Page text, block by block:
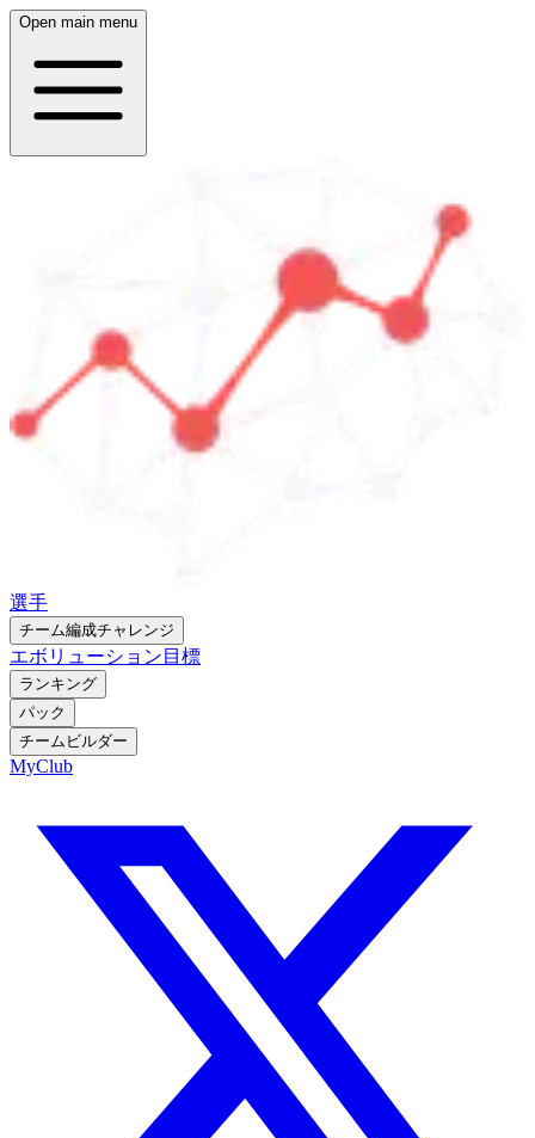
Open main menu
選手
チーム編成チャレンジ
エボリューション 目標
ランキング
パック
チームビルダー
MyClub